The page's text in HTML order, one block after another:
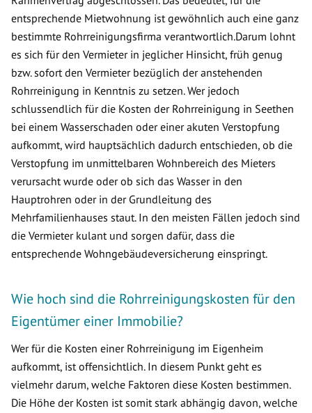
entsprechende Mietwohnung ist gewöhnlich auch eine ganz
bestimmte Rohrreinigungsfirma verantwortlich.Darum lohnt
es sich für den Vermieter in jeglicher Hinsicht, früh genug
bzw. sofort den Vermieter bezüglich der anstehenden
Rohrreinigung in Kenntnis zu setzen. Wer jedoch
schlussendlich für die Kosten der Rohrreinigung in Seethen
bei einem Wasserschaden oder einer akuten Verstopfung
aufkommt, wird hauptsächlich dadurch entschieden, ob die
Verstopfung im unmittelbaren Wohnbereich des Mieters
verursacht wurde oder ob sich das Wasser in den
Hauptrohren oder in der Grundleitung des
Mehrfamilienhauses staut. In den meisten Fällen jedoch sind
die Vermieter kulant und sorgen dafür, dass die
entsprechende Wohngebäudeversicherung einspringt.
Wie hoch sind die Rohrreinigungskosten für den
Eigentümer einer Immobilie?
Wer für die Kosten einer Rohrreinigung im Eigenheim
aufkommt, ist offensichtlich. In diesem Punkt geht es
vielmehr darum, welche Faktoren diese Kosten bestimmen.
Die Höhe der Kosten ist somit stark abhängig davon, welche